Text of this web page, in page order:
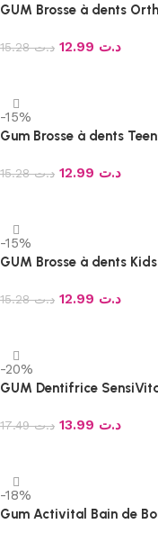
GUM Brosse à dents
د.ت15.28 د.ت
-15%
Gum Brosse à dents
د.ت15.28 د.ت
-15%
GUM Brosse à dents
د.ت15.28 د.ت
-20%
GUM Dentifrice
د.ت17.49 د.ت
-18%
Gum Activital Bain de